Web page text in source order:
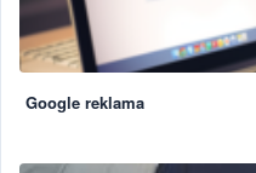
Google reklama